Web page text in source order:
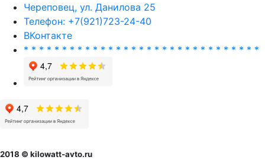
Череповец, ул. Данилова 25
Телефон: +7(921)723-24-40
ВКонтакте
* * * * * * * * * * * * * * * * * * * * * * * * * * * * * * *
2018 © kilowatt-avto.ru